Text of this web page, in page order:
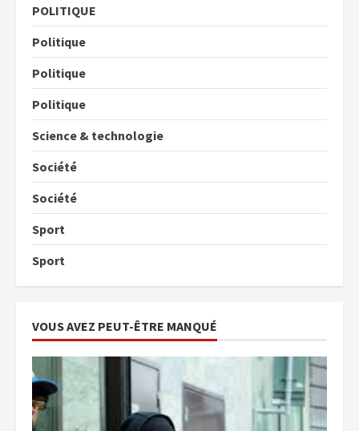
POLITIQUE
Politique
Politique
Politique
Science & technologie
Société
Société
Sport
Sport
VOUS AVEZ PEUT-ÊTRE MANQUÉ